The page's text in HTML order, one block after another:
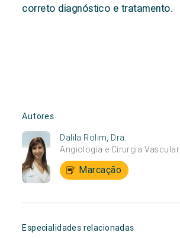
correto diagnóstico e tratamento.
Autores
Dalila Rolim, Dra.
Angiologia e Cirurgia Vascular
Marcação
Especialidades relacionadas